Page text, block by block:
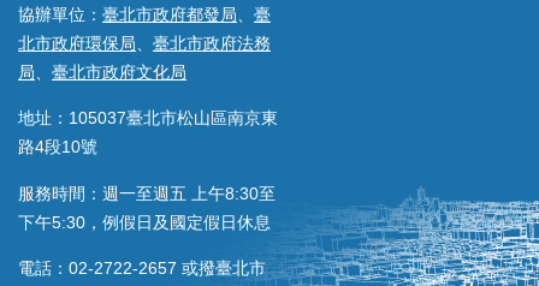
協辦單位： 臺北市政府都發局
臺
北市政府環保局
臺北市政府法務
局
臺北市政府文化局
地址：105037臺北市松山區南京東
路4段10號
服務時間：週一至週五 上午8:30至
下午5:30，例假日及國定假日休息
電話：02-2722-2657 或撥臺北市